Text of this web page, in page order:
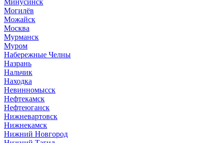
Минусинск
Могилёв
Можайск
Москва
Мурманск
Муром
Набережные Челны
Назрань
Нальчик
Находка
Невинномысск
Нефтекамск
Нефтеюганск
Нижневартовск
Нижнекамск
Нижний Новгород